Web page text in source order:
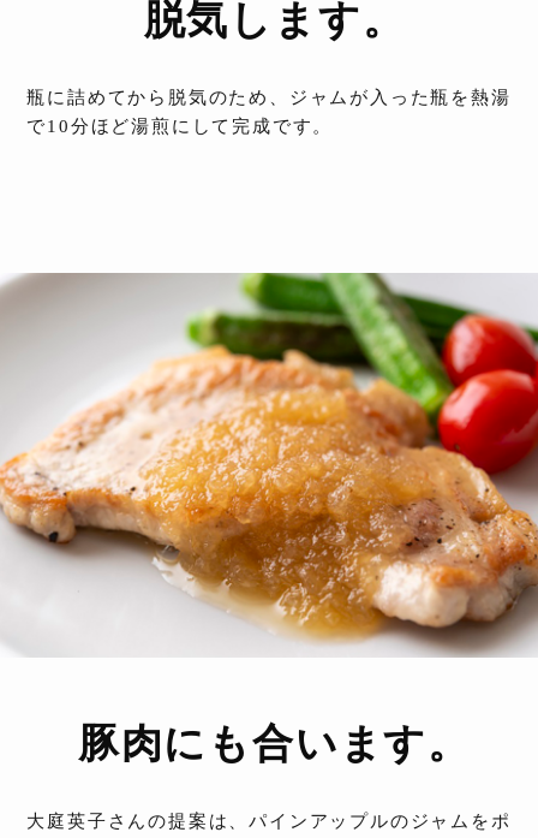
脱気します。
瓶に詰めてから脱気のため、ジャムが入った瓶を熱湯
で10分ほど湯煎にして完成です。
豚肉にも合います。
大庭英子さんの提案は、パインアップルのジャムをポ